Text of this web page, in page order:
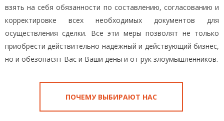
взять на себя обязанности по составлению, согласованию и
корректировке всех необходимых документов для
осуществления сделки. Все эти меры позволят не только
приобрести действительно надёжный и действующий бизнес,
но и обезопасят Вас и Ваши деньги от рук злоумышленников.
ПОЧЕМУ ВЫБИРАЮТ НАС